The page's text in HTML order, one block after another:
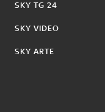
SKY TG 24
SKY VIDEO
SKY ARTE